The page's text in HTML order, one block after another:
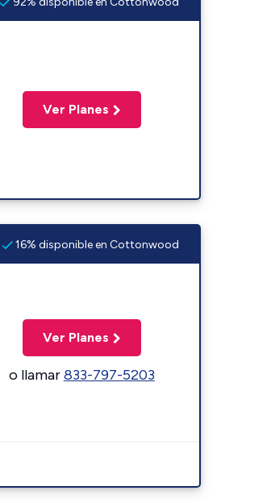
Ver Planes
16% disponible en Cottonwood
Ver Planes
o llamar833-797-5203